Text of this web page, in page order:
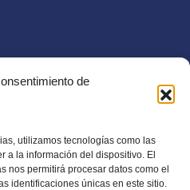
de
utilizamos tecnologías como las
a la información del dispositivo. El
nos permitirá procesar datos como el
identificaciones únicas en este sitio.